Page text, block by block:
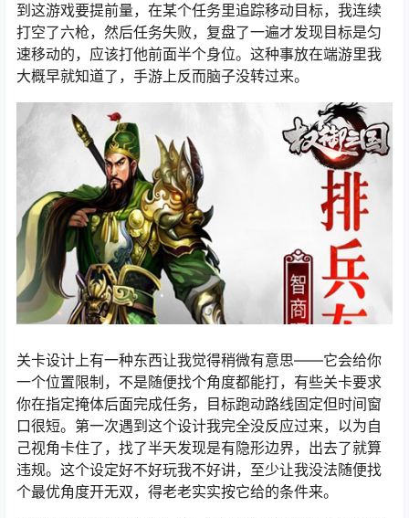
到这游戏要提前量，在某个任务里追踪移动目标，我连续
打空了六枪，然后任务失败，复盘了一遍才发现目标是匀
速移动的，应该打他前面半个身位。这种事放在端游里我
大概早就知道了，手游上反而脑子没转过来。
关卡设计上有一种东西让我觉得稍微有意思——它会给你
一个位置限制，不是随便找个角度都能打，有些关卡要求
你在指定掩体后面完成任务，目标跑动路线固定但时间窗
口很短。第一次遇到这个设计我完全没反应过来，以为自
己视角卡住了，找了半天发现是有隐形边界，出去了就算
违规。这个设定好不好玩我不好讲，至少让我没法随便找
个最优角度开无双，得老老实实按它给的条件来。